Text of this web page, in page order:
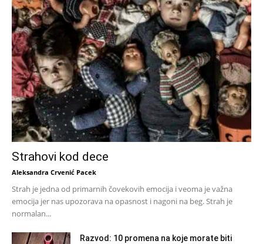
Strahovi kod dece
Aleksandra Crvenić Pacek
Strah je jedna od primarnih čovekovih emocija i veoma je važna
emocija jer nas upozorava na opasnost i nagoni na beg. Strah je
normalan...
Razvod: 10 promena na koje morate biti